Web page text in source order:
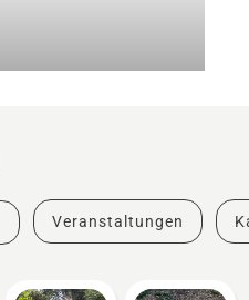
Veranstaltungen